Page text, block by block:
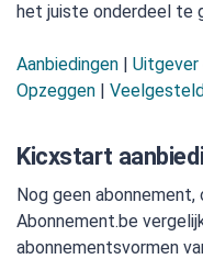
het juiste onderdeel te
Aanbiedingen |
Opzeggen |
Kicxstart
Nog geen
Abonnement.be
abonnementsvormen